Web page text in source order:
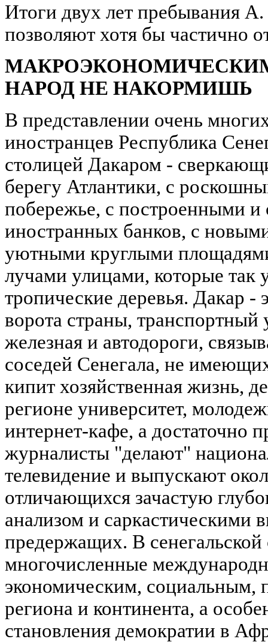
Итоги двух лет пребывания
позволяют хотя бы частично
НАРОД НЕ НАКОРМИШЬ
В представлении очень
иностранцев Республика
столицей Дакаром -
берегу Атлантики, с
побережье, с построенными
иностранных банков, с
уютными круглыми
лучами улицами, которые
тропические деревья. Дакар
ворота страны, транспортный
железная и автодороги,
соседей Сенегала, не
кипит хозяйственная жизнь,
регионе университет,
интернет-кафе, а достаточно
журналисты "делают"
телевидение и выпускают
отличающихся зачастую
анализом и саркастическими
предержащих. В сенегальской
многочисленные
экономическим, социальным,
региона и континента, а
становления демократии в